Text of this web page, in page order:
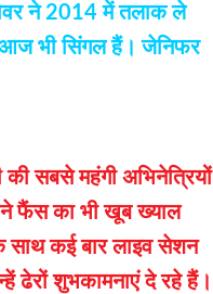
ने 2014 में तलाक ले
आज भी सिंगल हैं। जेनिफर
सबसे महंगी अभिनेत्रियों
फैंस का भी खूब ख्याल
साथ कई बार लाइव सेशन
शुभकामनाएं दे रहे हैं।